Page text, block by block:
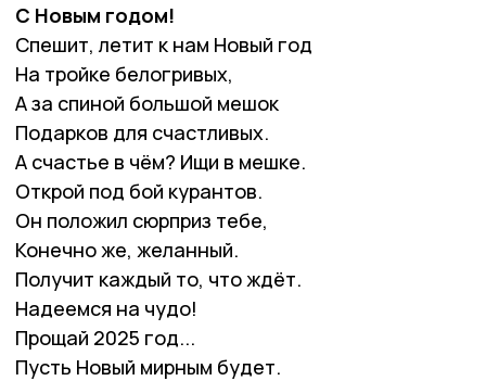
С Новым годом!
Спешит, летит к нам Новый год
На тройке белогривых,
А за спиной большой мешок
Подарков для счастливых.
А счастье в чём? Ищи в мешке.
Открой под бой курантов.
Он положил сюрприз тебе,
Конечно же, желанный.
Получит каждый то, что ждёт.
Надеемся на чудо!
Прощай 2025 год...
Пусть Новый мирным будет.